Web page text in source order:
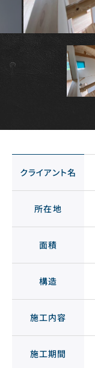
クライアント名
所在地
面積
構造
施工内容
施工期間